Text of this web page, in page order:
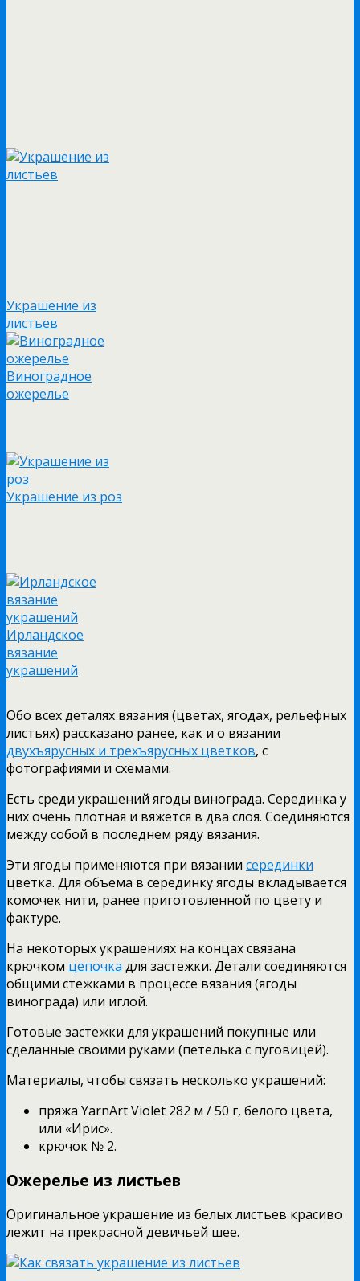
Украшение из
листьев
Виноградное
ожерелье
Украшение из роз
Ирландское
вязание
украшений
Обо всех деталях вязания (цветах, ягодах, рельефных
листьях) рассказано ранее, как и о вязании
двухъярусных и трехъярусных цветков, с
фотографиями и схемами.
Есть среди украшений ягоды винограда. Серединка у
них очень плотная и вяжется в два слоя. Соединяются
между собой в последнем ряду вязания.
Эти ягоды применяются при вязании серединки
цветка. Для объема в серединку ягоды вкладывается
комочек нити, ранее приготовленной по цвету и
фактуре.
На некоторых украшениях на концах связана
крючком цепочка для застежки. Детали соединяются
общими стежками в процессе вязания (ягоды
винограда) или иглой.
Готовые застежки для украшений покупные или
сделанные своими руками (петелька с пуговицей).
Материалы, чтобы связать несколько украшений:
пряжа YarnArt Violet 282 м / 50 г, белого цвета,
или «Ирис».
крючок № 2.
Ожерелье из листьев
Оригинальное украшение из белых листьев красиво
лежит на прекрасной девичьей шее.